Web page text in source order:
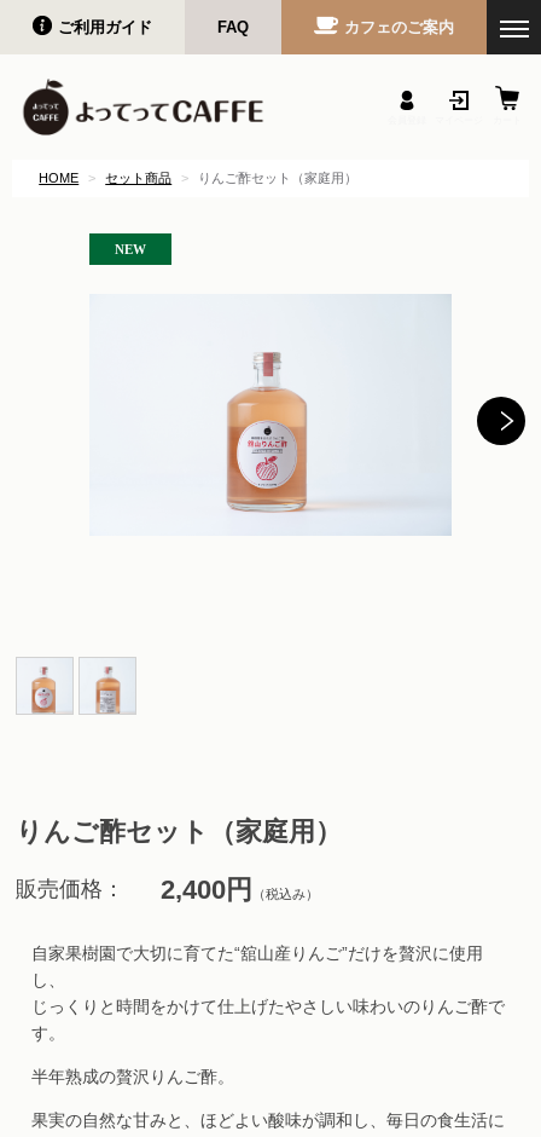
ご利用ガイド FAQ カフェのご案内
HOME セット商品 りんご酢セット（家庭用）
りんご酢セット（家庭用）
販売価格： 2,400円 （税込み）
自家果樹園で大切に育てた“舘山産りんご”だけを贅沢に使用
し、
じっくりと時間をかけて仕上げたやさしい味わいのりんご酢で
す。
半年熟成の贅沢りんご酢。
果実の自然な甘みと、ほどよい酸味が調和し、毎日の食生活に